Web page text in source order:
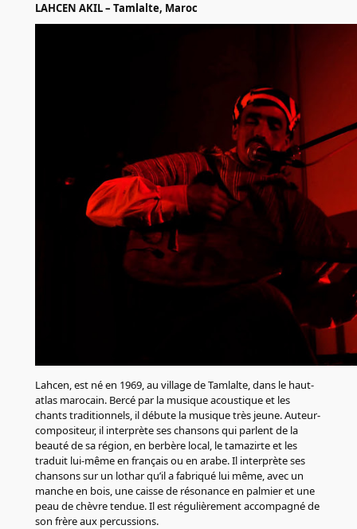
LAHCEN AKIL – Tamlalte, Maroc
Lahcen, est né en 1969, au village de Tamlalte, dans le haut-
atlas marocain. Bercé par la musique acoustique et les
chants traditionnels, il débute la musique très jeune. Auteur-
compositeur, il interprète ses chansons qui parlent de la
beauté de sa région, en berbère local, le tamazirte et les
traduit lui-même en français ou en arabe. Il interprète ses
chansons sur un lothar qu’il a fabriqué lui même, avec un
manche en bois, une caisse de résonance en palmier et une
peau de chèvre tendue. Il est régulièrement accompagné de
son frère aux percussions.